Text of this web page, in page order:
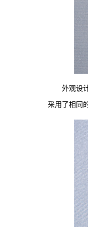
外观设
采用了相同